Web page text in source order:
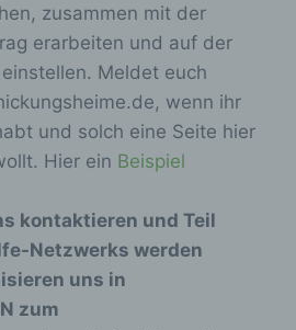
zusammen mit der
erarbeiten und auf der
Meldet euch
wenn ihr
und solch eine Seite hier
Hier ein Beispiel
kontaktieren und Teil
Netzwerks werden
uns in
zum